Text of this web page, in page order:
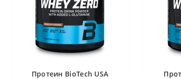
Протеин BioTech USA